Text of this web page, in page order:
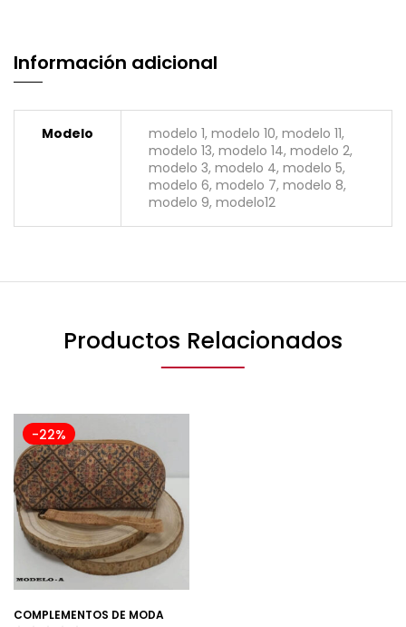
Información adicional
Modelo
modelo 1, modelo 10, modelo 11,
modelo 13, modelo 14, modelo 2,
modelo 3, modelo 4, modelo 5,
modelo 6, modelo 7, modelo 8,
modelo 9, modelo12
Productos Relacionados
-22%
COMPLEMENTOS DE MODA